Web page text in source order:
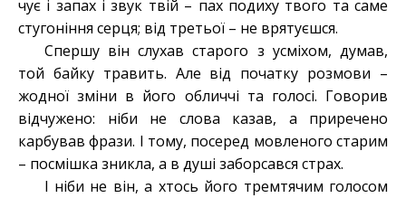
чує і запах і звук твій – пах подиху твого та саме
стугоніння серця; від третьої – не врятуєшся.
Спершу він слухав старого з усміхом, думав,
той байку травить. Але від початку розмови –
жодної зміни в його обличчі та голосі. Говорив
відчужено: ніби не слова казав, а приречено
карбував фрази. І тому, посеред мовленого старим
– посмішка зникла, а в душі заборсався страх.
І ніби не він, а хтось його тремтячим голосом